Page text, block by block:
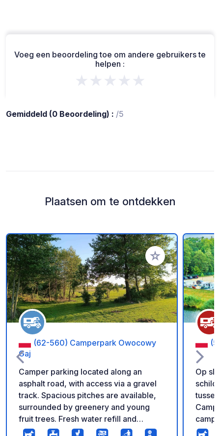
Voeg een beoordeling toe om andere gebruikers te
helpen :
★★★★★
Gemiddeld (0 Beoordeling) : /5
Plaatsen om te ontdekken
Voeg toe aan je
(62-560) Camperpark Owocowy
Gaj
Camper parking located along an
asphalt road, with access via a gravel
track. Spacious pitches are available,
surrounded by greenery and young
fruit trees. Fresh water refill and
wastewater disposal are provided on-
Op
een